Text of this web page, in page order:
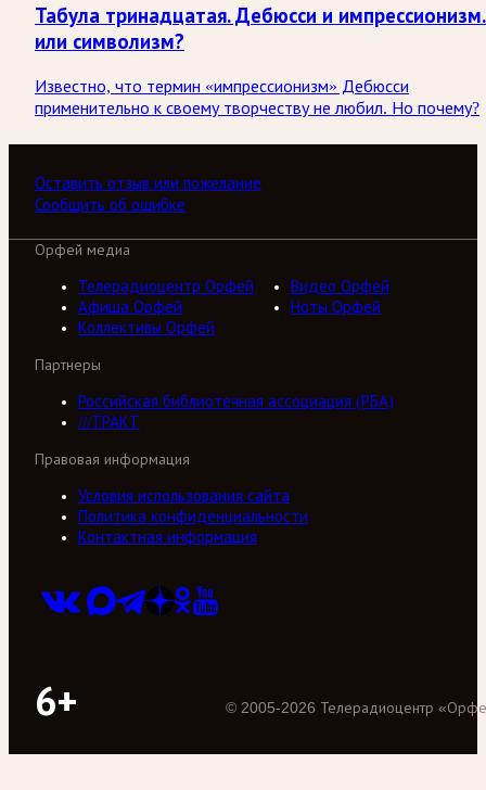
Табула тринадцатая. Дебюсси и
или символизм?
Известно, что термин «импрессионизм» Дебюсси
применительно к своему творчеству не любил. Но почему?
Оставить отзыв или пожелание
Сообщить об ошибке
Орфей медиа
Телерадиоцентр Орфей
Видео Орфей
Афиша Орфей
Ноты Орфей
Коллективы Орфей
Партнеры
Российская библиотечная ассоциация (РБА)
///ТРАКТ
Правовая информация
Условия использования сайта
Политика конфиденциальности
Контактная информация
6+ © 2005-2026 Телерадиоцентр